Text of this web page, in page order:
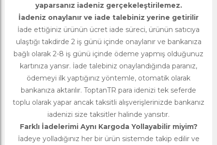
yaparsanız iadeniz gerçekeleştirilemez.
İadeniz onaylanır ve iade talebiniz yerine getirilir
İade ettiğiniz ürünün ücret iade süreci, ürünün satıcıya
ulaştığı takdirde 2 iş günü içinde onaylanır ve bankanıza
bağlı olarak 2-8 iş günü içinde ödeme yapmış olduğunuz
kartınıza yansır. İade talebiniz onaylandığında paranız,
ödemeyi ilk yaptığınız yöntemle, otomatik olarak
bankanıza aktarılır. ToptanTR para idenizi tek seferde
toplu olarak yapar ancak taksitli alışverişlerinizde bankanız
iadenizi size taksitler halinde yansıtır.
Farklı İadelerimi Aynı Kargoda Yollayabilir miyim?
İadeye yolladığınız her bir ürün sistemde takip edilir ve